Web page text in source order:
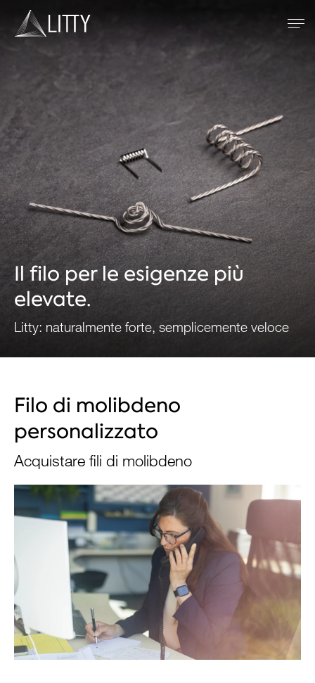
Zum Inhalt
Metalli refrattari
Saldatura WIG
Saldatura a resistenza
Spruzzatura al plasma
Azienda
RICHIEDI ORA
Il filo per le esigenze più
elevate.
Litty: naturalmente forte, semplicemente veloce
Filo di molibdeno
personalizzato
Acquistare fili di molibdeno